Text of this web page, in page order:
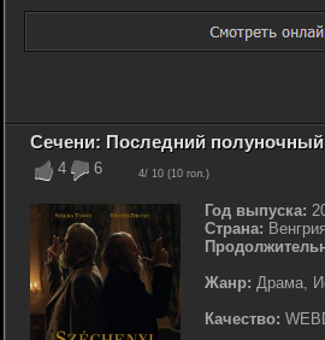
4 6 4/ 10 (10 гол.)
Сечени: Последний полуночный
Год выпуска:
Страна: Венгрия
Жанр: Драма,
Качество: